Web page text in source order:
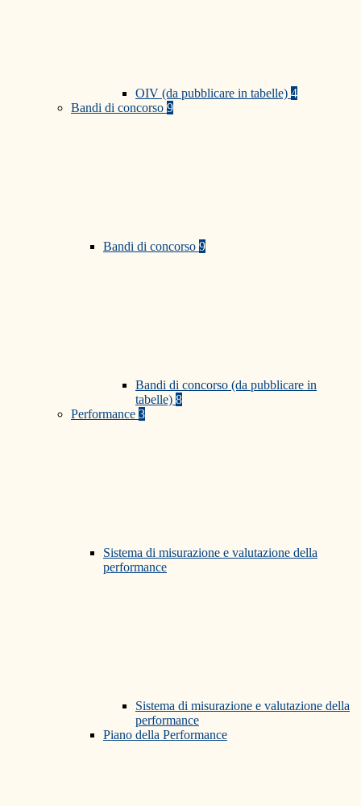
OIV (da pubblicare in tabelle) 4
Bandi di concorso 9
Bandi di concorso 9
Bandi di concorso (da pubblicare in
tabelle) 8
Performance 3
Sistema di misurazione e valutazione della
performance
Sistema di misurazione e valutazione della
performance
Piano della Performance